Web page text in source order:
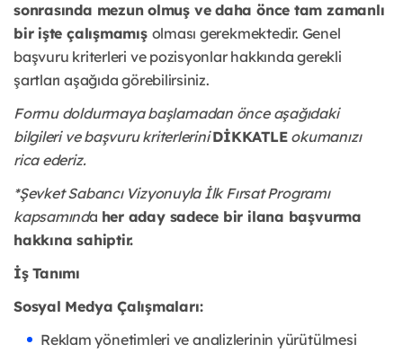
sonrasında mezun olmuş ve daha önce tam zamanlı
bir işte çalışmamış olması gerekmektedir. Genel
başvuru kriterleri ve pozisyonlar hakkında gerekli
şartları aşağıda görebilirsiniz.
Formu doldurmaya başlamadan önce aşağıdaki
bilgileri ve başvuru kriterlerini DİKKATLE okumanızı
rica ederiz.
*Şevket Sabancı Vizyonuyla İlk Fırsat Programı
kapsamında her aday sadece bir ilana başvurma
hakkına sahiptir.
İş Tanımı
Sosyal Medya Çalışmaları:
Reklam yönetimleri ve analizlerinin yürütülmesi